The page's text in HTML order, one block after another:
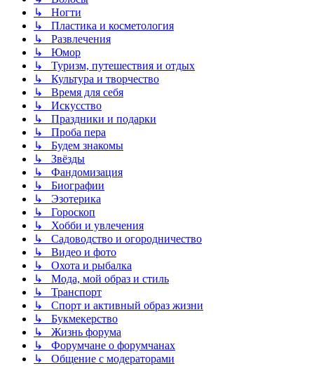
↳ Ногти
↳ Пластика и косметология
↳ Развлечения
↳ Юмор
↳ Туризм, путешествия и отдых
↳ Культура и творчество
↳ Время для себя
↳ Искусство
↳ Праздники и подарки
↳ Проба пера
↳ Будем знакомы
↳ Звёзды
↳ Фандомизация
↳ Биографии
↳ Эзотерика
↳ Гороскоп
↳ Хобби и увлечения
↳ Садоводство и огородничество
↳ Видео и фото
↳ Охота и рыбалка
↳ Мода, мой образ и стиль
↳ Транспорт
↳ Спорт и активный образ жизни
↳ Букмекерство
↳ Жизнь форума
↳ Форумчане о форумчанах
↳ Общение с модераторами